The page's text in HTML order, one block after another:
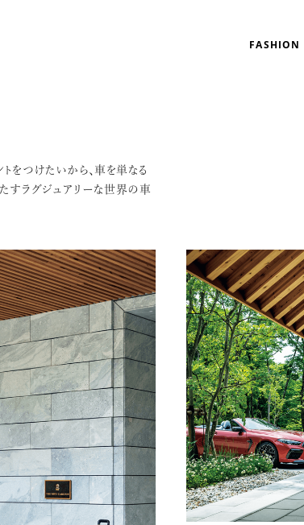
FASHION
ート インテリア
#CAR LIFE
をつけたいから、車を単なる
すラグジュアリーな世界の車